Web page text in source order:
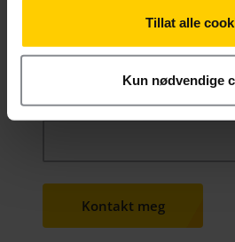
Tillat alle
Kun nødvendige
MeldingFrivillig
Kontakt meg